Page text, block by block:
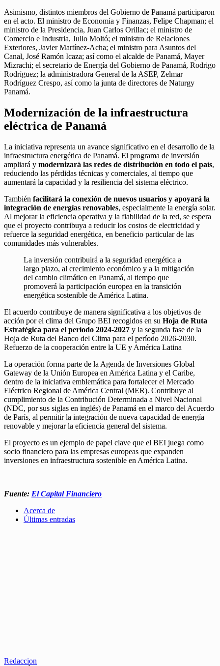
Asimismo, distintos miembros del Gobierno de Panamá participaron
en el acto. El ministro de Economía y Finanzas, Felipe Chapman; el
ministro de la Presidencia, Juan Carlos Orillac; el ministro de
Comercio e Industria, Julio Moltó; el ministro de Relaciones
Exteriores, Javier Martínez-Acha; el ministro para Asuntos del
Canal, José Ramón Icaza; así como el alcalde de Panamá, Mayer
Mizrachi; el secretario de Energía del Gobierno de Panamá, Rodrigo
Rodríguez; la administradora General de la ASEP, Zelmar
Rodríguez Crespo, así como la junta de directores de Naturgy
Panamá.
Modernización de la infraestructura
eléctrica de Panamá
La iniciativa representa un avance significativo en el desarrollo de la
infraestructura energética de Panamá. El programa de inversión
ampliará y modernizará las redes de distribución en todo el país,
reduciendo las pérdidas técnicas y comerciales, al tiempo que
aumentará la capacidad y la resiliencia del sistema eléctrico.
También facilitará la conexión de nuevos usuarios y apoyará la
integración de energías renovables, especialmente la energía solar.
Al mejorar la eficiencia operativa y la fiabilidad de la red, se espera
que el proyecto contribuya a reducir los costos de electricidad y
refuerce la seguridad energética, en beneficio particular de las
comunidades más vulnerables.
La inversión contribuirá a la seguridad energética a
largo plazo, al crecimiento económico y a la mitigación
del cambio climático en Panamá, al tiempo que
promoverá la participación europea en la transición
energética sostenible de América Latina.
El acuerdo contribuye de manera significativa a los objetivos de
acción por el clima del Grupo BEI recogidos en su Hoja de Ruta
Estratégica para el período 2024-2027 y la segunda fase de la
Hoja de Ruta del Banco del Clima para el período 2026-2030.
Refuerzo de la cooperación entre la UE y América Latina
La operación forma parte de la Agenda de Inversiones Global
Gateway de la Unión Europea en América Latina y el Caribe,
dentro de la iniciativa emblemática para fortalecer el Mercado
Eléctrico Regional de América Central (MER). Contribuye al
cumplimiento de la Contribución Determinada a Nivel Nacional
(NDC, por sus siglas en inglés) de Panamá en el marco del Acuerdo
de París, al permitir la integración de nueva capacidad de energía
renovable y mejorar la eficiencia general del sistema.
El proyecto es un ejemplo de papel clave que el BEI juega como
socio financiero para las empresas europeas que expanden
inversiones en infraestructura sostenible en América Latina.
Fuente: El Capital Financiero
Acerca de
Últimas entradas
Redaccion